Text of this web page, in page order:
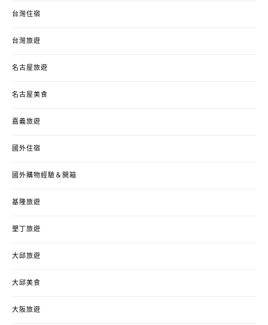
台灣住宿
台灣旅遊
名古屋旅遊
名古屋美食
嘉義旅遊
國外住宿
國外購物經驗＆開箱
基隆旅遊
墾丁旅遊
大邱旅遊
大邱美食
大阪旅遊